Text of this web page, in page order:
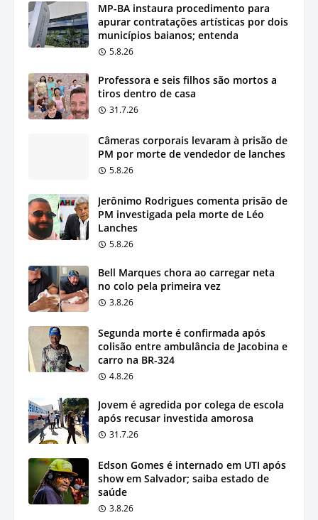
MP-BA instaura procedimento para
apurar contratações artísticas por dois
municípios baianos; entenda
5.8.26
Professora e seis filhos são mortos a
tiros dentro de casa
31.7.26
Câmeras corporais levaram à prisão de
PM por morte de vendedor de lanches
5.8.26
Jerônimo Rodrigues comenta prisão de
PM investigada pela morte de Léo
Lanches
5.8.26
Bell Marques chora ao carregar neta
no colo pela primeira vez
3.8.26
Segunda morte é confirmada após
colisão entre ambulância de Jacobina e
carro na BR-324
4.8.26
Jovem é agredida por colega de escola
após recusar investida amorosa
31.7.26
Edson Gomes é internado em UTI após
show em Salvador; saiba estado de
saúde
3.8.26